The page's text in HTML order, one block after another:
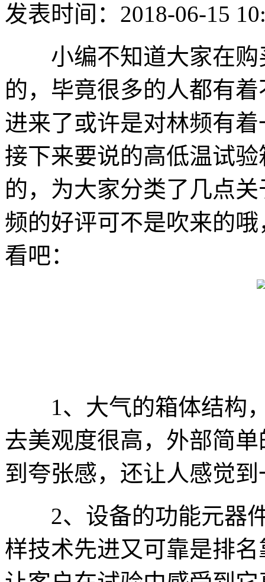
发表时间：2018-06-15
小编不知道大家在购
的，毕竟很多的人都有
进来了或许是对林频有
接下来要说的高低温试
的，为大家分类了几点
频的好评可不是吹来的
看吧：
1、大气的箱体结构，
去美观度很高，外部简
到夸张感，还让人感觉
2、设备的功能元器件
样技术先进又可靠是排